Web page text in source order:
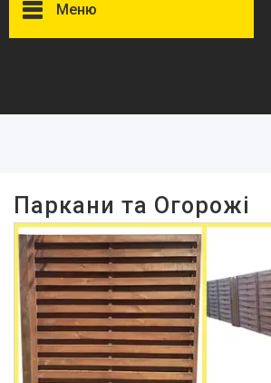
Меню
Виробник
LNK-leader 173
Товари та послуги
Доставка і оплата
Паркани та Огорожі